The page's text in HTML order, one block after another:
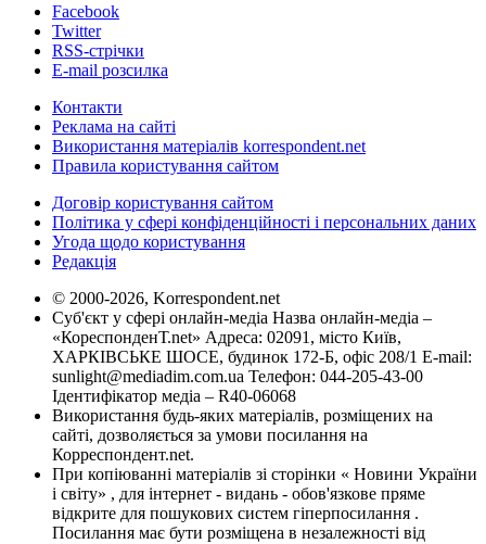
Facebook
Twitter
RSS-стрічки
E-mail розсилка
Контакти
Реклама на сайті
Використання матеріалів korrespondent.net
Правила користування сайтом
Договір користування сайтом
Політика у сфері конфіденційності і персональних даних
Угода щодо користування
Редакція
© 2000-2026, Korrespondent.net
Суб'єкт у сфері онлайн-медіа Назва онлайн-медіа –
«КореспонденТ.net» Адреса: 02091, місто Київ,
ХАРКІВСЬКЕ ШОСЕ, будинок 172-Б, офіс 208/1 E-mail:
sunlight@mediadim.com.ua Телефон: 044-205-43-00
Ідентифікатор медіа – R40-06068
Використання будь-яких матеріалів, розміщених на
сайті, дозволяється за умови посилання на
Корреспондент.net.
При копіюванні матеріалів зі сторінки « Новини України
і світу» , для інтернет - видань - обов'язкове пряме
відкрите для пошукових систем гіперпосилання .
Посилання має бути розміщена в незалежності від